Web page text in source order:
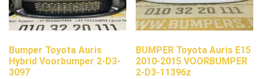
Bumper Toyota Auris
Hybrid Voorbumper 2-D3-
3097
BUMPER Toyota Auris E15
2010-2015 VOORBUMPER
2-D3-11396z